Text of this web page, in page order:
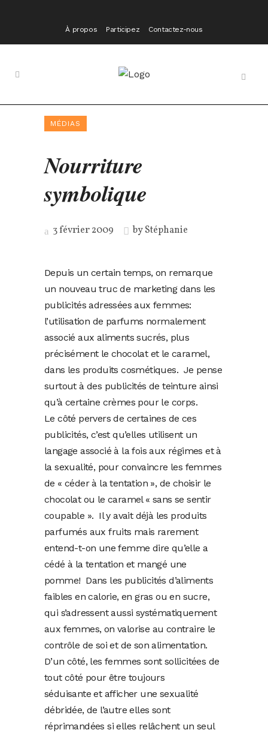
À propos Participez Contactez-nous
MÉDIAS
Nourriture
symbolique
3 février 2009 byStéphanie
Depuis un certain temps, on remarque
un nouveau truc de marketing dans les
publicités adressées aux femmes:
l’utilisation de parfums normalement
associé aux aliments sucrés, plus
précisément le chocolat et le caramel,
dans les produits cosmétiques. Je pense
surtout à des publicités de teinture ainsi
qu’à certaine crèmes pour le corps.
Le côté pervers de certaines de ces
publicités, c’est qu’elles utilisent un
langage associé à la fois aux régimes et à
la sexualité, pour convaincre les femmes
de « céder à la tentation », de choisir le
chocolat ou le caramel « sans se sentir
coupable ». Il y avait déjà les produits
parfumés aux fruits mais rarement
entend-t-on une femme dire qu’elle a
cédé à la tentation et mangé une
pomme! Dans les publicités d’aliments
faibles en calorie, en gras ou en sucre,
qui s’adressent aussi systématiquement
aux femmes, on valorise au contraire le
contrôle de soi et de son alimentation.
D’un côté, les femmes sont sollicitées de
tout côté pour être toujours
séduisante et afficher une sexualité
débridée, de l’autre elles sont
réprimandées si elles relâchent un seul